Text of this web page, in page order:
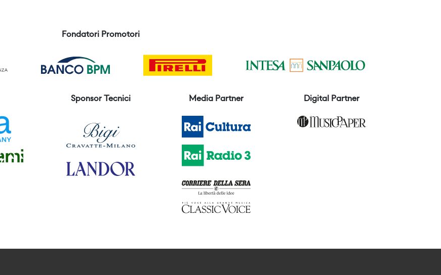
Fondatori Promotori
Sponsor Tecnici Media Partner Digital Partner